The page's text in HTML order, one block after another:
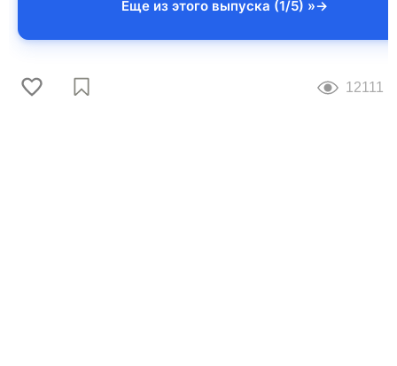
Еще из этого выпуска (1/5) »
12111